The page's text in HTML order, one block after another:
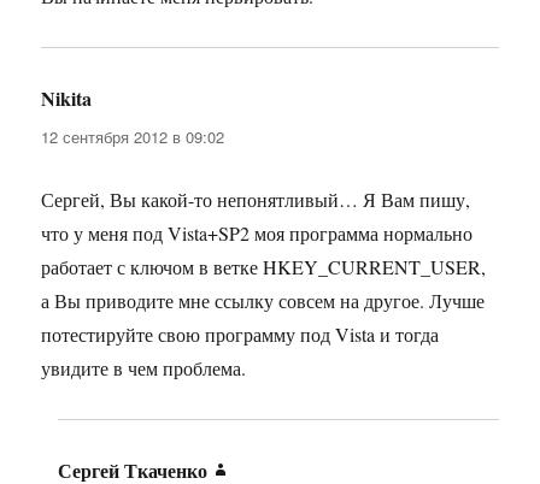
Nikita
12 сентября 2012 в 09:02
Сергей, Вы какой-то непонятливый… Я Вам пишу,
что у меня под Vista+SP2 моя программа нормально
работает с ключом в ветке HKEY_CURRENT_USER,
а Вы приводите мне ссылку совсем на другое. Лучше
потестируйте свою программу под Vista и тогда
увидите в чем проблема.
Сергей Ткаченко